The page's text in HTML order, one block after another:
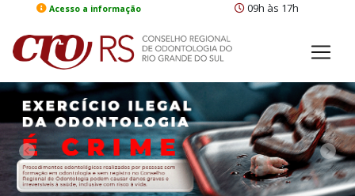
Acesso a informação 09h às 17h
ComeBack